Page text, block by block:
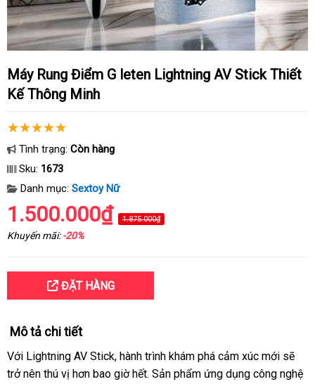
Máy Rung Điểm G leten Lightning AV Stick Thiết
Kế Thông Minh
Tình trạng: Còn hàng
Sku: 1673
Danh mục: Sextoy Nữ
1.500.000₫ 1.875.000₫
Khuyến mãi:-20%
ĐẶT HÀNG
Mô tả chi tiết
Với Lightning AV Stick, hành trình khám phá cảm xúc mới sẽ
trở nên thú vị hơn bao giờ hết. Sản phẩm ứng dụng công nghệ